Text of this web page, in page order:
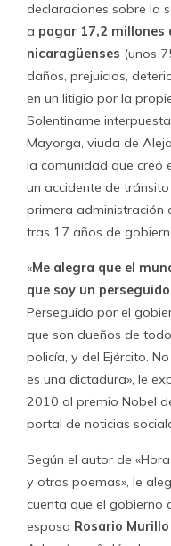
declaraciones sobre la
a pagar 17,2 millones
nicaragüenses (unos
daños, prejuicios,
en un litigio por la
Solentiname
Mayorga, viuda de
la comunidad que creó
un accidente de
primera administración
tras 17 años de
«Me alegra que el
que soy un
Perseguido por el
que son dueños de
policía, y del Ejército.
es una dictadura», le
2010 al premio Nobel
portal de noticias
Según el autor de
y otros poemas», le
cuenta que el gobierno
esposa Rosario Murillo